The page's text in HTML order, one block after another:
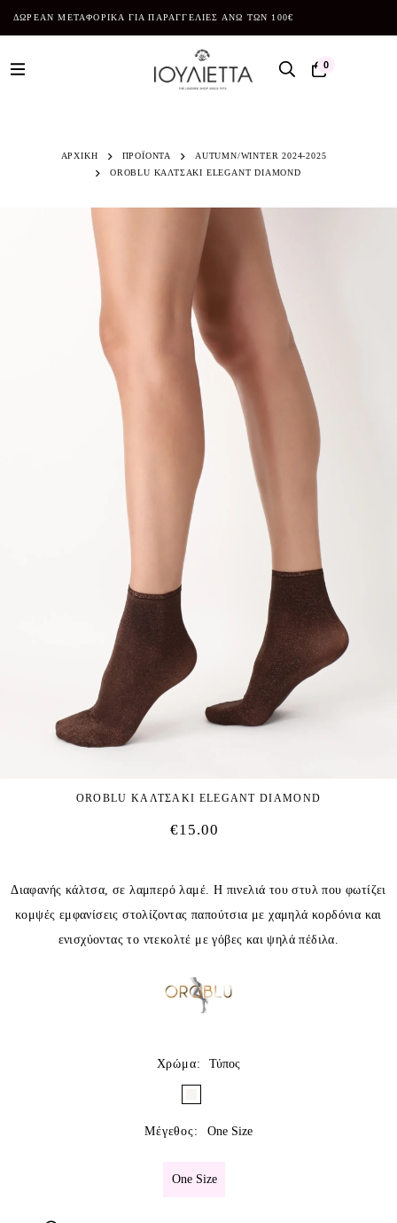
ΔΩΡΕΑΝ ΜΕΤΑΦΟΡΙΚΑ ΓΙΑ ΠΑΡΑΓΓΕΛΙΕΣ ΑΝΩ ΤΩΝ 100€
0
ΑΡΧΙΚΗ ΠΡΟΪΌΝΤΑ
AUTUMN/WINTER 2024-2025
OROBLU ΚΑΛΤΣΑΚΙ ELEGANT DIAMOND
OROBLU ΚΑΛΤΣΑΚΙ ELEGANT DIAMOND
€15.00
Διαφανής κάλτσα, σε λαμπερό λαμέ. Η πινελιά του στυλ που φωτίζει
κομψές εμφανίσεις στολίζοντας παπούτσια με χαμηλά κορδόνια και
ενισχύοντας το ντεκολτέ με γόβες και ψηλά πέδιλα.
Χρώμα: Τύπος
Μέγεθος : One Size
One Size